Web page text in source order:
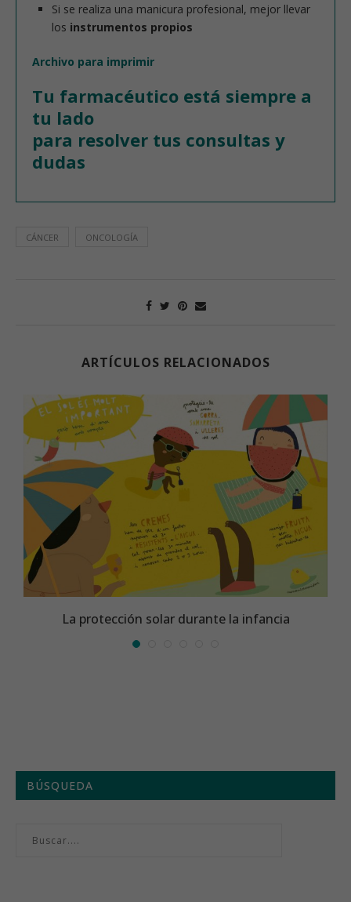
Si se realiza una manicura profesional, mejor llevar
los instrumentos propios
Archivo para imprimir
Tu farmacéutico está siempre a
tu lado
para resolver tus consultas y
dudas
CÁNCER ONCOLOGÍA
ARTÍCULOS RELACIONADOS
La protección solar durante la infancia
BÚSQUEDA